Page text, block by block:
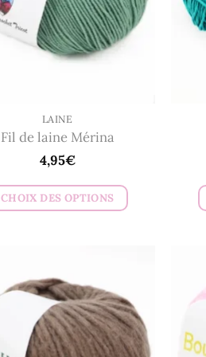
LAINE
Fil de laine Mérina
4,95€
CHOIX DES OPTIONS
plusieurs
variations.
Les
options